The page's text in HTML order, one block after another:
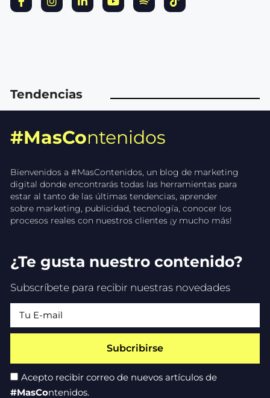
Tendencias
#MasContenidos
Bienvenidos a #MasContenidos, un blog de marketing
digital donde encontrarás todas las herramientas para
estar al tanto de las últimas tendencias, aprender
sobre marketing, publicidad, tecnología, conocer los
procesos reales con nuestros clientes ¡y mucho más!
¿Te gusta nuestro contenido?
Subscríbete para recibir nuestras novedades
Acepto recibir correo de nuevos artículos de
#MasContenidos.
Subcribirse